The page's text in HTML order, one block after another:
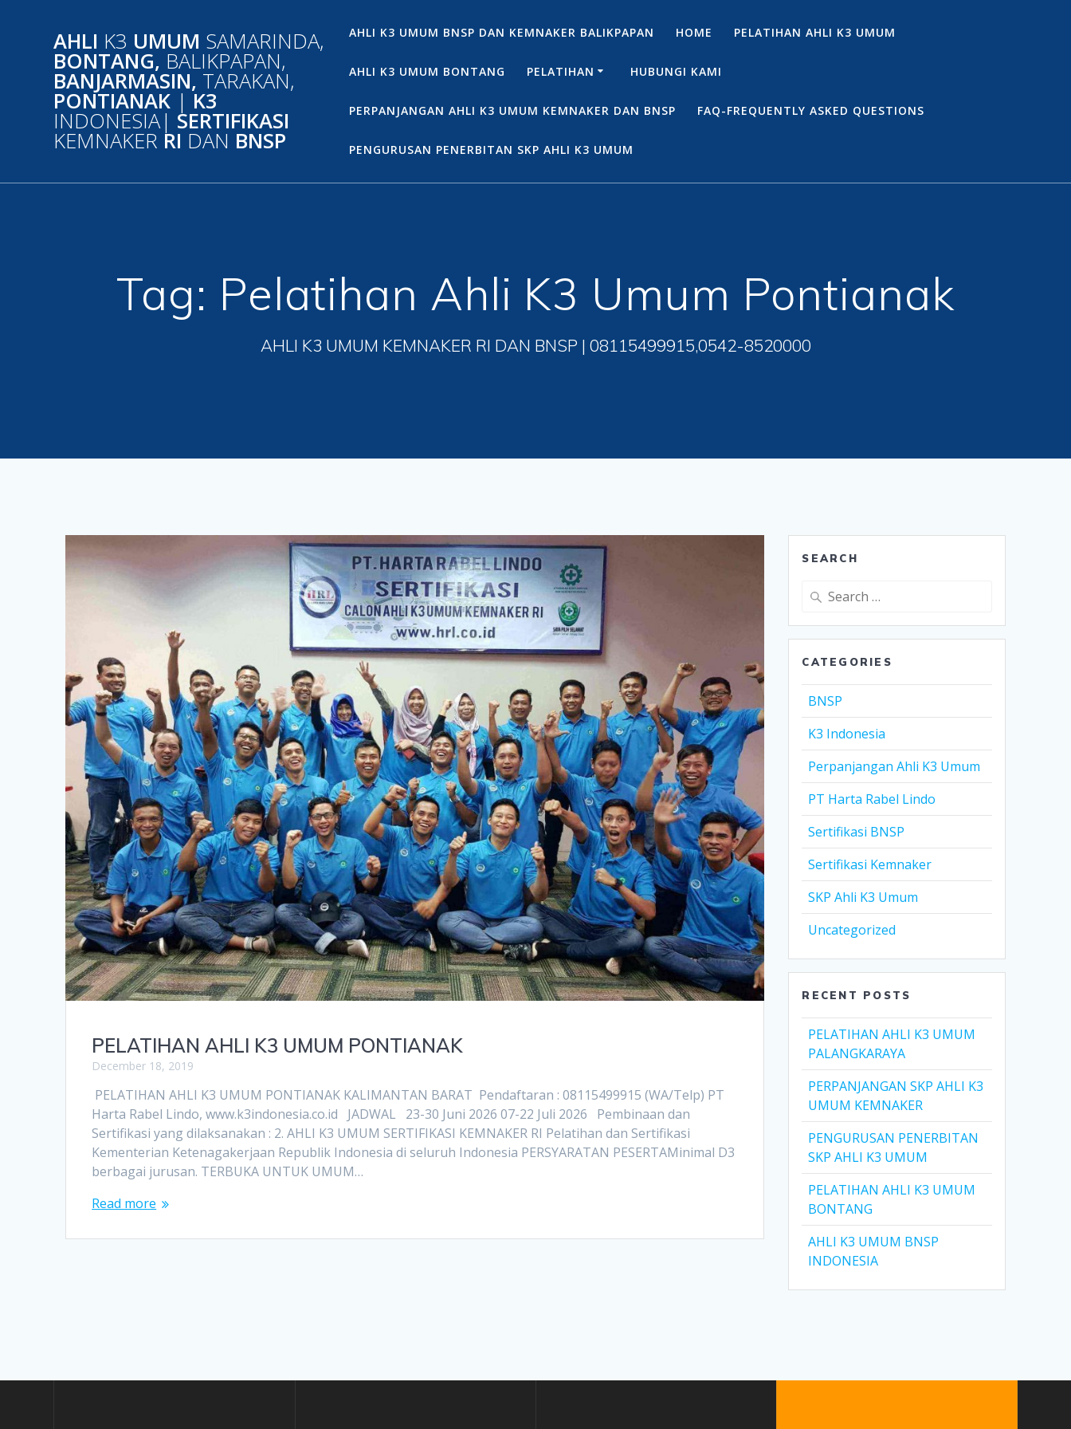
AHLI K3 UMUM SAMARINDA,
BONTANG, BALIKPAPAN,
BANJARMASIN, TARAKAN,
PONTIANAK | K3
INDONESIA| SERTIFIKASI
KEMNAKER RI DAN BNSP
AHLI K3 UMUM BNSP DAN KEMNAKER BALIKPAPAN HOME PELATIHAN AHLI K3 UMUM
AHLI K3 UMUM BONTANG PELATIHAN HUBUNGI KAMI
PERPANJANGAN AHLI K3 UMUM KEMNAKER DAN BNSP FAQ-FREQUENTLY ASKED QUESTIONS
PENGURUSAN PENERBITAN SKP AHLI K3 UMUM
Tag: Pelatihan Ahli K3 Umum Pontianak
AHLI K3 UMUM KEMNAKER RI DAN BNSP | 08115499915,0542-8520000
PELATIHAN AHLI K3 UMUM PONTIANAK
December 18, 2019
PELATIHAN AHLI K3 UMUM PONTIANAK KALIMANTAN BARAT Pendaftaran : 08115499915 (WA/Telp) PT
Harta Rabel Lindo, www.k3indonesia.co.id JADWAL 23-30 Juni 2026 07-22 Juli 2026 Pembinaan dan
Sertifikasi yang dilaksanakan : 2. AHLI K3 UMUM SERTIFIKASI KEMNAKER RI Pelatihan dan Sertifikasi
Kementerian Ketenagakerjaan Republik Indonesia di seluruh Indonesia PERSYARATAN PESERTAMinimal D3
berbagai jurusan. TERBUKA UNTUK UMUM…
Read more
SEARCH
Search
CATEGORIES
BNSP
K3 Indonesia
Perpanjangan Ahli K3 Umum
PT Harta Rabel Lindo
Sertifikasi BNSP
Sertifikasi Kemnaker
SKP Ahli K3 Umum
Uncategorized
RECENT POSTS
PELATIHAN AHLI K3 UMUM
PALANGKARAYA
PERPANJANGAN SKP AHLI K3
UMUM KEMNAKER
PENGURUSAN PENERBITAN
SKP AHLI K3 UMUM
PELATIHAN AHLI K3 UMUM
BONTANG
AHLI K3 UMUM BNSP
INDONESIA